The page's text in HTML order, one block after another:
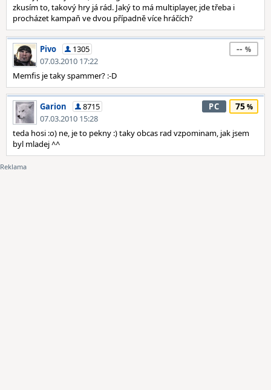
zkusím to, takový hry já rád. Jaký to má multiplayer, jde třeba i
procházet kampaň ve dvou případně více hráčích?
Pivo
1305
07.03.2010 17:22
--
Memfis je taky spammer? :-D
Garion
8715
07.03.2010 15:28
PC 75
teda hosi :o) ne, je to pekny :) taky obcas rad vzpominam, jak jsem
byl mladej ^^